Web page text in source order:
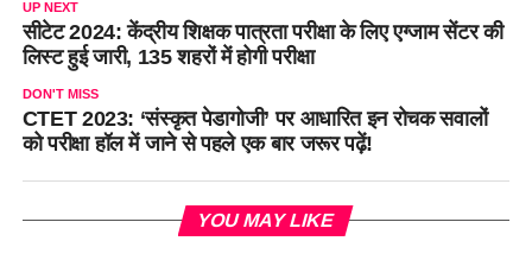
UP NEXT
सीटेट 2024: केंद्रीय शिक्षक पात्रता परीक्षा के लिए एग्जाम सेंटर की
लिस्ट हुई जारी, 135 शहरों में होगी परीक्षा
DON'T MISS
CTET 2023: ‘संस्कृत पेडागोजी’ पर आधारित इन रोचक सवालों
को परीक्षा हॉल में जाने से पहले एक बार जरूर पढ़ें!
YOU MAY LIKE